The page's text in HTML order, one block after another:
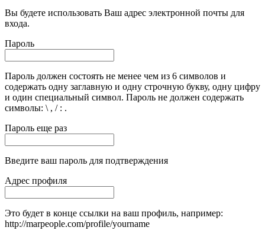
Вы будете использовать Ваш адрес электронной почты для
входа.
Пароль
Пароль должен состоять не менее чем из 6 символов и
содержать одну заглавную и одну строчную букву, одну цифру
и один специальный символ. Пароль не должен содержать
символы: \ , / : .
Пароль еще раз
Введите ваш пароль для подтверждения
Адрес профиля
Это будет в конце ссылки на ваш профиль, например:
http://marpeople.com/profile/yourname